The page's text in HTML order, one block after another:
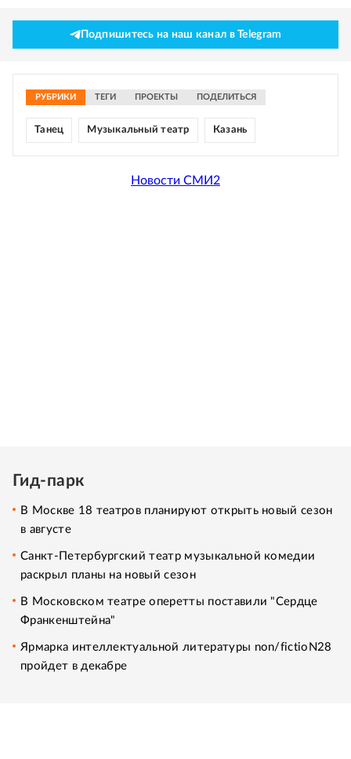
Подпишитесь на наш канал в Telegram
РУБРИКИ ТЕГИ ПРОЕКТЫ ПОДЕЛИТЬСЯ
Танец Музыкальный театр Казань
Новости СМИ2
Гид-парк
В Москве 18 театров планируют открыть новый сезон
в августе
Санкт-Петербургский театр музыкальной комедии
раскрыл планы на новый сезон
В Московском театре оперетты поставили "Сердце
Франкенштейна"
Ярмарка интеллектуальной литературы non/fictioN28
пройдет в декабре